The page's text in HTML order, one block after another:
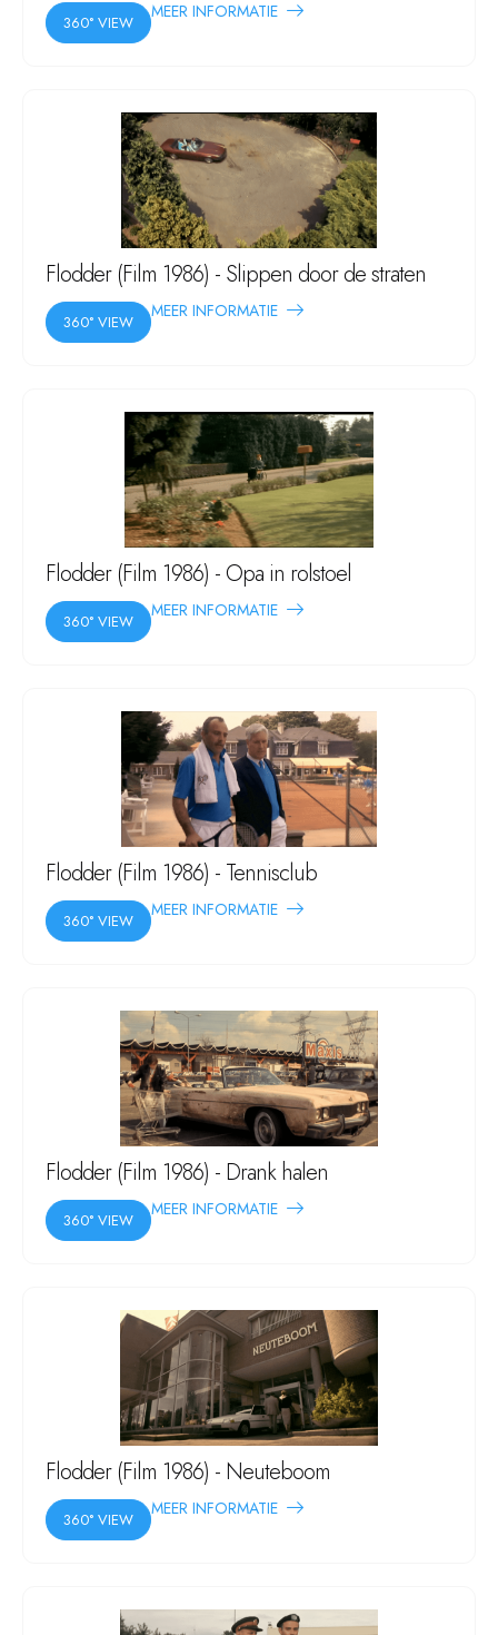
360° VIEW
MEER INFORMATIE
Flodder (Film 1986) - Slippen door de straten
360° VIEW
MEER INFORMATIE
Flodder (Film 1986) - Opa in rolstoel
360° VIEW
MEER INFORMATIE
Flodder (Film 1986) - Tennisclub
360° VIEW
MEER INFORMATIE
Flodder (Film 1986) - Drank halen
360° VIEW
MEER INFORMATIE
Flodder (Film 1986) - Neuteboom
360° VIEW
MEER INFORMATIE